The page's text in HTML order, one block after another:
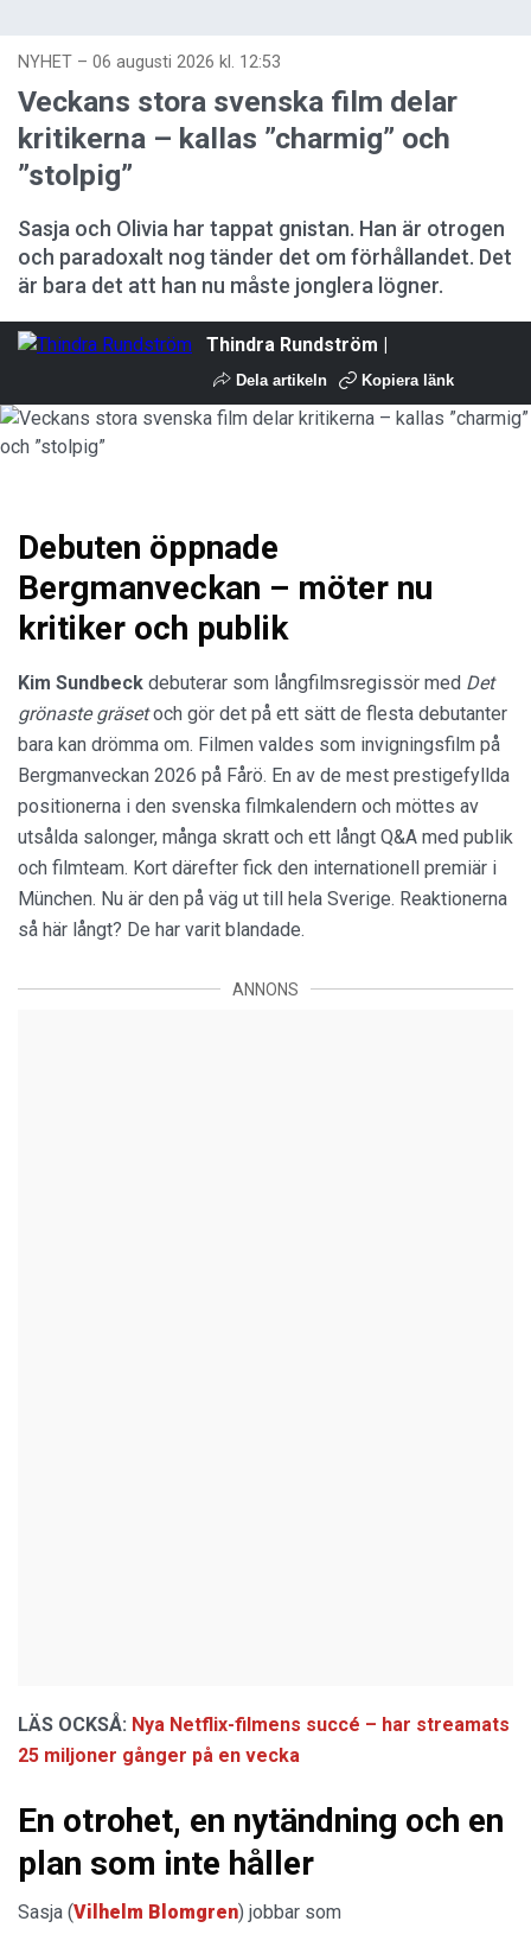
NYHET – 06 augusti 2026 kl. 12:53
Veckans stora svenska film delar
kritikerna – kallas ”charmig” och
”stolpig”
Sasja och Olivia har tappat gnistan. Han är otrogen
och paradoxalt nog tänder det om förhållandet. Det
är bara det att han nu måste jonglera lögner.
Thindra Rundström |
Dela artikeln Kopiera länk
Debuten öppnade
Bergmanveckan – möter nu
kritiker och publik
Kim Sundbeck debuterar som långfilmsregissör med Det
grönaste gräsetoch gör det på ett sätt de flesta debutanter
bara kan drömma om. Filmen valdes som invigningsfilm på
Bergmanveckan 2026 på Fårö. En av de mest prestigefyllda
positionerna i den svenska filmkalendern och möttes av
utsålda salonger, många skratt och ett långt Q&A med publik
och filmteam. Kort därefter fick den internationell premiär i
München. Nu är den på väg ut till hela Sverige. Reaktionerna
så här långt? De har varit blandade.
ANNONS
LÄS OCKSÅ: Nya Netflix-filmens succé – har streamats
25 miljoner gånger på en vecka
En otrohet, en nytändning och en
plan som inte håller
Sasja (Vilhelm Blomgren) jobbar som